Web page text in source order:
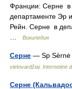
Франции: Серне в
департаменте Эр
Рейн. Серне в
Википедия
Серне — Sp Sèrnė
vietovardžiai. Internetinė
Серне